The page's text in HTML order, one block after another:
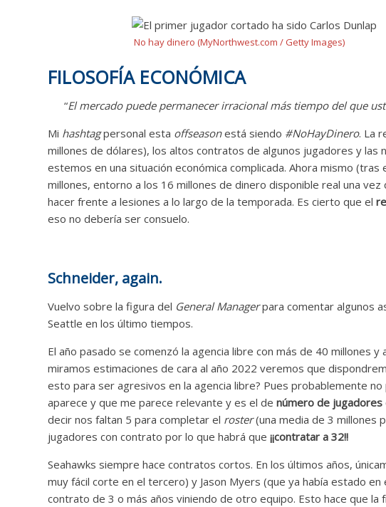
No hay dinero (MyNorthwest.com / Getty Images)
FILOSOFÍA ECONÓMICA
“El mercado puede permanecer irracional más tiempo del que
Mi hashtagpersonal esta offseasonestá siendo #NoHayDinero. La
millones de dólares), los altos contratos de algunos jugadores y las
estemos en una situación económica complicada. Ahora mismo
millones, entorno a los 16 millones de dinero disponible real una
hacer frente a lesiones a lo largo de la temporada. Es cierto que el
eso no debería ser consuelo.
Schneider, again.
Vuelvo sobre la figura del General Managerpara comentar algunos
Seattle en los último tiempos.
El año pasado se comenzó la agencia libre con más de 40 millones
miramos estimaciones de cara al año 2022 veremos que
esto para ser agresivos en la agencia libre? Pues probablemente
aparece y que me parece relevante y es el denúmero de
decir nos faltan 5 para completar el roster(una media de 3 millones
jugadores con contrato por lo que habrá que¡¡contratar a 32!!
Seahawks siempre hace contratos cortos. En los últimos años,
muy fácil corte en el tercero) y Jason Myers (que ya había estado en
contrato de 3 o más años viniendo de otro equipo. Esto hace que la